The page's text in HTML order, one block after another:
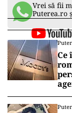
Vrei să fii
Puterea.ro
Ce